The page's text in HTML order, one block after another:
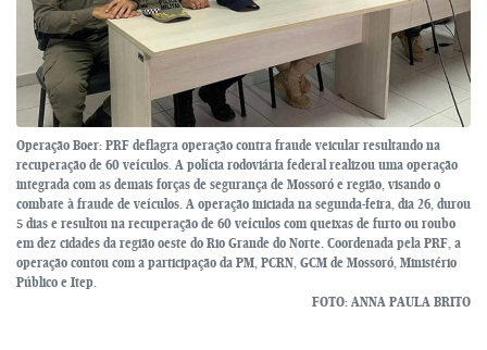
Operação Boer: PRF deflagra operação contra fraude veicular resultando na
recuperação de 60 veículos. A polícia rodoviária federal realizou uma operação
integrada com as demais forças de segurança de Mossoró e região, visando o
combate à fraude de veículos. A operação iniciada na segunda-feira, dia 26, durou
5 dias e resultou na recuperação de 60 veículos com queixas de furto ou roubo
em dez cidades da região oeste do Rio Grande do Norte. Coordenada pela PRF, a
operação contou com a participação da PM, PCRN, GCM de Mossoró, Ministério
Público e Itep.
FOTO: ANNA PAULA BRITO